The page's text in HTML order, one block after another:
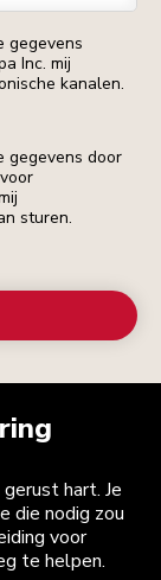
gegevens
Inc. mij
kanalen.
gegevens door
sturen.
hart. Je
die nodig zou
voor
te helpen.